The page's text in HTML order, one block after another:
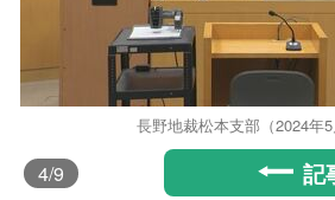
長野地裁松本支部（2024年5
4/9 記